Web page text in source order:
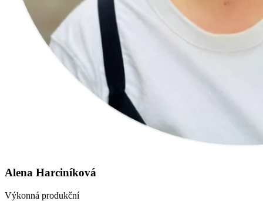
Alena Harciníková
Výkonná produkční